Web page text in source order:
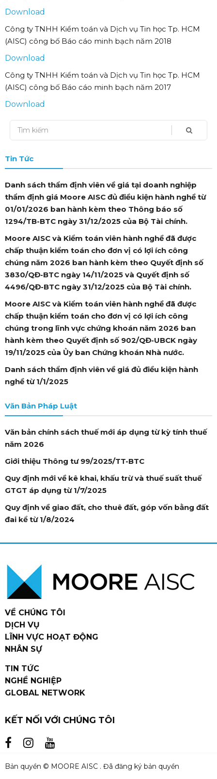
Download
Công ty TNHH Kiểm toán và Dịch vụ Tin học Tp. HCM
(AISC) công bố Báo cáo minh bạch năm 2018
Download
Công ty TNHH Kiểm toán và Dịch vụ Tin học Tp. HCM
(AISC) công bố Báo cáo minh bạch năm 2017
Download
Tin Tức
Danh sách thẩm định viên về giá tại doanh nghiệp
thẩm định giá Moore AISC đủ điều kiện hành nghề từ
01/01/2026 ban hành kèm theo Thông báo số
1294/TB-BTC ngày 31/12/2025 của Bộ Tài chính.
Moore AISC và Kiểm toán viên hành nghề đã được
chấp thuận kiểm toán cho đơn vị có lợi ích công
chúng năm 2026 ban hành kèm theo Quyết định số
3830/QĐ-BTC ngày 14/11/2025 và Quyết định số
4496/QĐ-BTC ngày 31/12/2025 của Bộ Tài chính.
Moore AISC và Kiểm toán viên hành nghề đã được
chấp thuận kiểm toán cho đơn vị có lợi ích công
chúng trong lĩnh vực chứng khoán năm 2026 ban
hành kèm theo Quyết định số 902/QĐ-UBCK ngày
19/11/2025 của Ủy ban Chứng khoán Nhà nước.
Danh sách thẩm định viên về giá đủ điều kiện hành
nghề từ 1/1/2025
Văn Bản Pháp Luật
Văn bản chính sách thuế mới áp dụng từ kỳ tính thuế
năm 2026
Giới thiệu Thông tư 99/2025/TT-BTC
Quy định mới về kê khai, khấu trừ và thuế suất thuế
GTGT áp dụng từ 1/7/2025
Quy định về giao đất, cho thuê đất, góp vốn bằng đất
đai kể từ 1/8/2024
VỀ CHÚNG TÔI
DỊCH VỤ
LĨNH VỰC HOẠT ĐỘNG
NHÂN SỰ
TIN TỨC
NGHỀ NGHIỆP
GLOBAL NETWORK
KẾT NỐI VỚI CHÚNG TÔI
Bản quyền © MOORE AISC . Đã đăng ký bản quyền